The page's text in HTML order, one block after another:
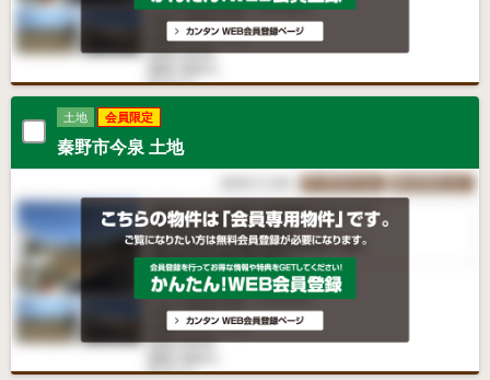
土地 会員限定
秦野市今泉 土地